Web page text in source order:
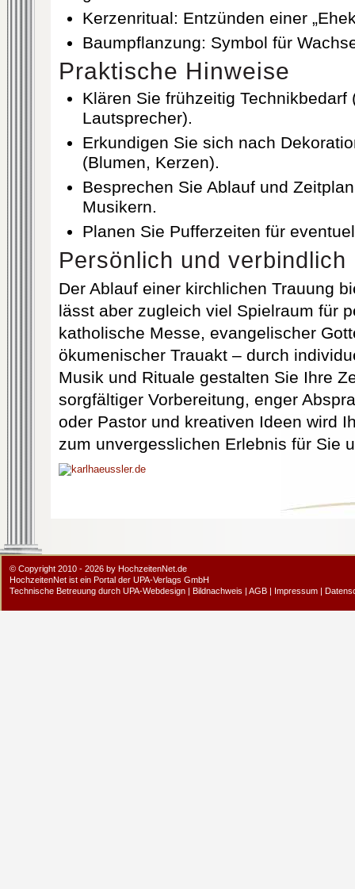
Kerzenritual: Entzünden einer
Baumpflanzung: Symbol für
Praktische Hinweise
Klären Sie frühzeitig Technikbedarf
Lautsprecher).
Erkundigen Sie sich nach
(Blumen, Kerzen).
Besprechen Sie Ablauf und
Musikern.
Planen Sie Pufferzeiten für
Persönlich und verbindlich
Der Ablauf einer kirchlichen Trauung
lässt aber zugleich viel Spielraum für
katholische Messe, evangelischer
ökumenischer Trauakt – durch
Musik und Rituale gestalten Sie Ihre
sorgfältiger Vorbereitung, enger
oder Pastor und kreativen Ideen wird
zum unvergesslichen Erlebnis für Sie
© Copyright 2010 - 2026 by HochzeitenNet.de
HochzeitenNet ist ein Portal der UPA-Verlags GmbH
Technische Betreuung durch UPA-Webdesign | Bildnachweis | AGB | Impressum |